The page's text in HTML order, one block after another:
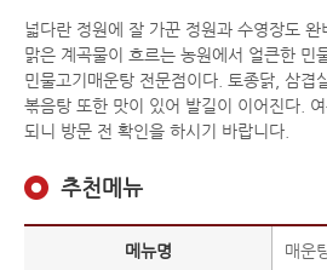
넓다란 정원에 잘 가꾼 정원과 수영장도 완
맑은 계곡물이 흐르는 농원에서 얼큰한 민
민물고기매운탕 전문점이다. 토종닭, 삼겹
볶음탕 또한 맛이 있어 발길이 이어진다.
되니 방문 전 확인을 하시기 바랍니다.
추천메뉴
메뉴명 매운